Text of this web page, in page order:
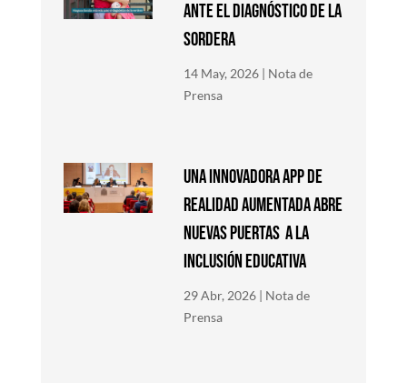
ANTE EL DIAGNÓSTICO DE LA
SORDERA
14 May, 2026 | Nota de
Prensa
Una innovadora app de
Realidad Aumentada abre
nuevas puertas a la
inclusión educativa
29 Abr, 2026 | Nota de
Prensa